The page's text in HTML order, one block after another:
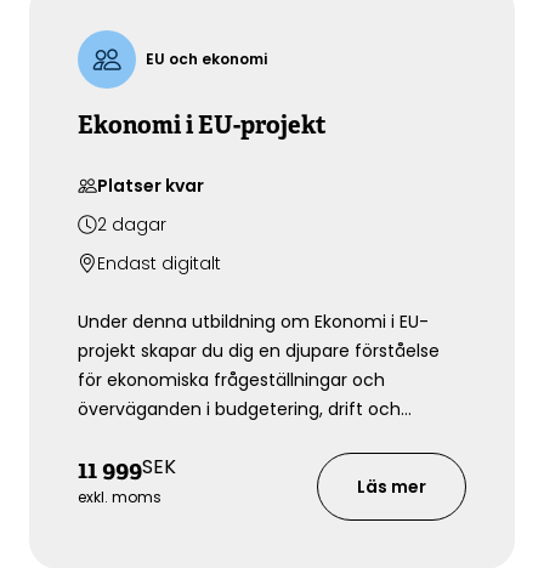
EU och ekonomi
Ekonomi i EU-projekt
Platser kvar
2 dagar
Endast digitalt
Under denna utbildning om Ekonomi i EU-
projekt skapar du dig en djupare förståelse
för ekonomiska frågeställningar och
överväganden i budgetering, drift och
exempel från olika EU-program ger
utbildningen grundläggande kunskap för
ekonomer som har ansvar för redovisningen
11 999SEK
exkl. moms Läs mer